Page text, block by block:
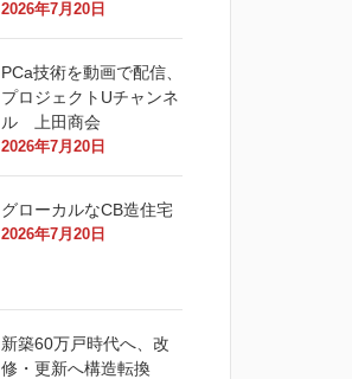
2026年7月20日
PCa技術を動画で配信、
プロジェクトUチャンネ
ル 上田商会
2026年7月20日
グローカルなCB造住宅
2026年7月20日
新築60万戸時代へ、改
修・更新へ構造転換